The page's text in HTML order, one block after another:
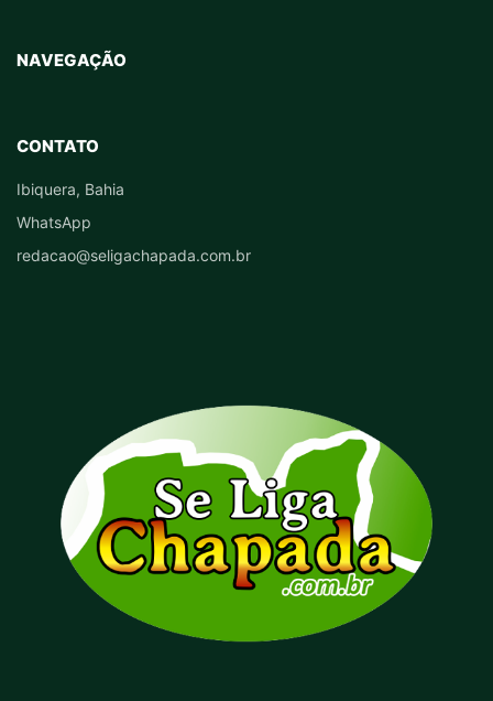
NAVEGAÇÃO
CONTATO
Ibiquera, Bahia
WhatsApp
redacao@seligachapada.com.br